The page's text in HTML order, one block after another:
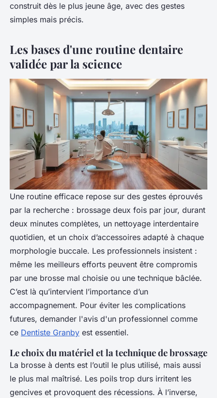
construit dès le plus jeune âge, avec des gestes
simples mais précis.
Les bases d'une routine dentaire
validée par la science
Une routine efficace repose sur des gestes éprouvés
par la recherche : brossage deux fois par jour, durant
deux minutes complètes, un nettoyage interdentaire
quotidien, et un choix d’accessoires adapté à chaque
morphologie buccale. Les professionnels insistent :
même les meilleurs efforts peuvent être compromis
par une brosse mal choisie ou une technique bâclée.
C’est là qu’intervient l’importance d’un
accompagnement. Pour éviter les complications
futures, demander l'avis d'un professionnel comme
ce Dentiste Granby est essentiel.
Le choix du matériel et la technique de brossage
La brosse à dents est l’outil le plus utilisé, mais aussi
le plus mal maîtrisé. Les poils trop durs irritent les
gencives et provoquent des récessions. À l’inverse,